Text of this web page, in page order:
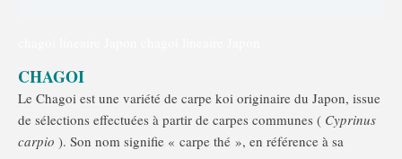
CHAGOI
Le Chagoi est une variété de carpe koi originaire du Japon, issue
de sélections effectuées à partir de carpes communes ( Cyprinus
carpio ). Son nom signifie « carpe thé », en référence à sa